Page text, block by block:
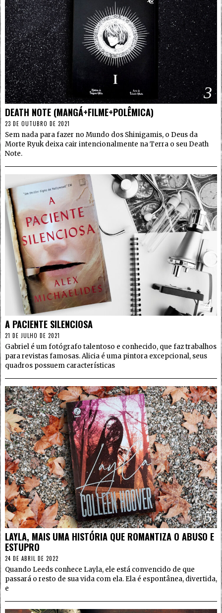
3
DEATH NOTE (MANGÁ+FILME+POLÊMICA)
23 DE OUTUBRO DE 2021
Sem nada para fazer no Mundo dos Shinigamis, o Deus da
Morte Ryuk deixa cair intencionalmente na Terra o seu Death
Note.
4
A PACIENTE SILENCIOSA
21 DE JULHO DE 2021
Gabriel é um fotógrafo talentoso e conhecido, que faz trabalhos
para revistas famosas. Alicia é uma pintora excepcional, seus
quadros possuem características
5
LAYLA, MAIS UMA HISTÓRIA QUE ROMANTIZA O ABUSO E
ESTUPRO
24 DE ABRIL DE 2022
Quando Leeds conhece Layla, ele está convencido de que
passará o resto de sua vida com ela. Ela é espontânea, divertida,
e